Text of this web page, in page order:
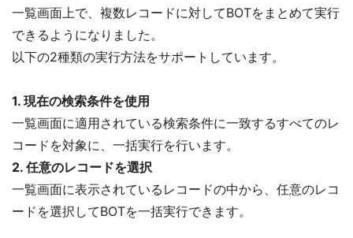
一覧画面上で、複数レコードに対してBOTをまとめて実行
できるようになりました。
以下の2種類の実行方法をサポートしています。
1. 現在の検索条件を使用
一覧画面に適用されている検索条件に一致するすべてのレ
コードを対象に、一括実行を行います。
2. 任意のレコードを選択
一覧画面に表示されているレコードの中から、任意のレコ
ードを選択してBOTを一括実行できます。